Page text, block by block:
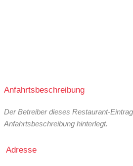
Anfahrtsbeschreibung
Der Betreiber dieses Restaurant-
Anfahrtsbeschreibung hinterlegt.
Adresse